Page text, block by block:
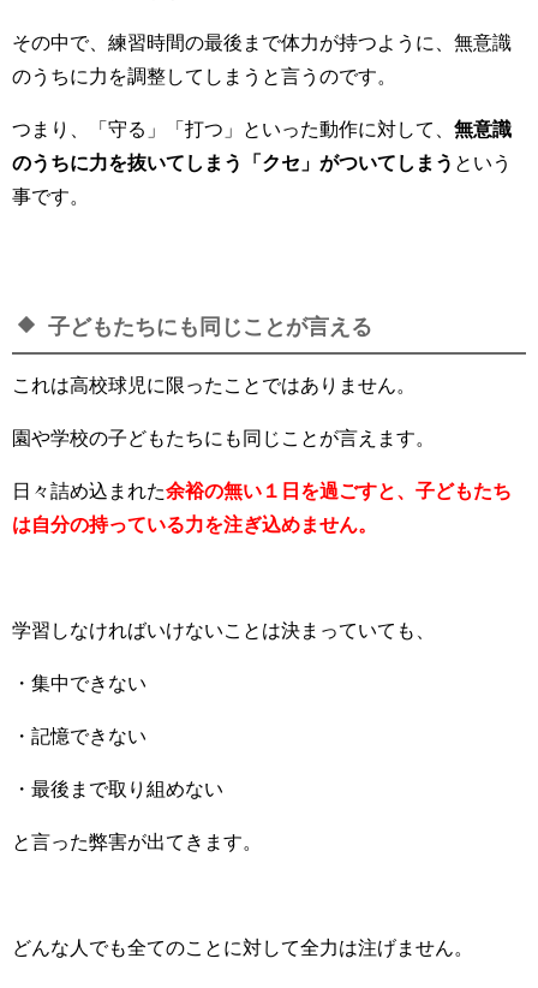
その中で、 練習時間の最後まで体力が持つように、無意識
のうちに力を調整してしまうと言うのです。
つまり、「守る」「打つ」といった動作に対して、 無意識
のうちに力を抜いてしまう「クセ」がついてしまう という
事です。
子どもたちにも同じことが言える
これは高校球児に限ったことではありません。
園や学校の子どもたちにも同じことが言えます。
日々詰め込まれた余裕の無い１日を過ごすと、子どもたち
は自分の持っている力を注ぎ込めません。
学習しなければいけないことは決まっていても、
・集中できない
・記憶できない
・最後まで取り組めない
と言った弊害が出てきます。
どんな人でも全てのことに対して全力は注げません。